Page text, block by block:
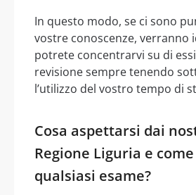
In questo modo, se ci sono
vostre conoscenze, verranno
potrete concentrarvi su di
revisione sempre tenendo
l’utilizzo del vostro tempo di
Cosa aspettarsi dai
Regione Liguria e
qualsiasi esame?